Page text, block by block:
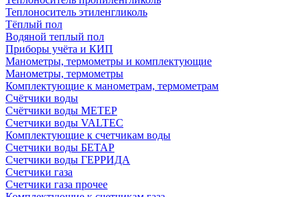
Теплоноситель этиленгликоль
Тёплый пол
Водяной теплый пол
Приборы учёта и КИП
Манометры, термометры и комплектующие
Манометры, термометры
Комплектующие к манометрам, термометрам
Счётчики воды
Счётчики воды МЕТЕР
Счетчики воды VALTEC
Комплектующие к счетчикам воды
Счетчики воды БЕТАР
Счетчики воды ГЕРРИДА
Счетчики газа
Счетчики газа прочее